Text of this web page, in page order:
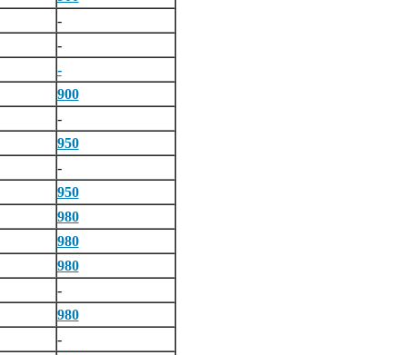
-
-
-
900
-
950
-
950
980
980
980
-
980
-